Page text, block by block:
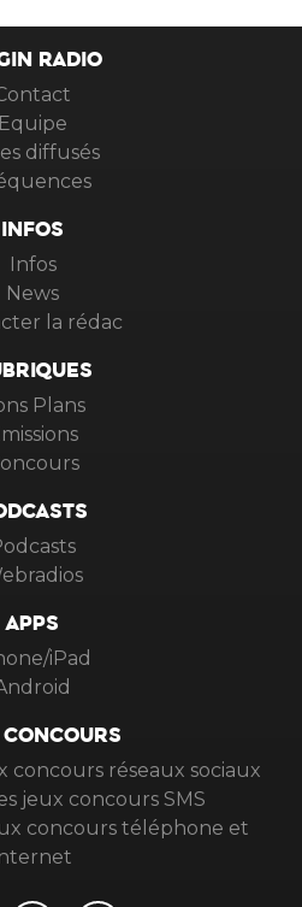
RADIO
Equipe
diffusés
INFOS
Infos
News
la rédac
Plans
APPS
iPad
concours réseaux sociaux
jeux concours SMS
concours téléphone et